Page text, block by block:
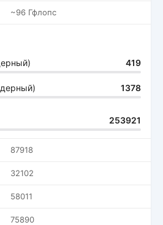
~96 Гфлопс
419
1378
253921
87918
32102
58011
75890